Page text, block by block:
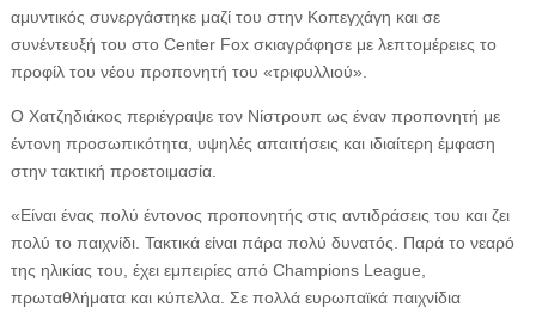
αμυντικός συνεργάστηκε μαζί του στην Κοπεγχάγη και σε
συνέντευξή του στο Center Fox σκιαγράφησε με λεπτομέρειες το
προφίλ του νέου προπονητή του «τριφυλλιού».
Ο Χατζηδιάκος περιέγραψε τον Νίστρουπ ως έναν προπονητή με
έντονη προσωπικότητα, υψηλές απαιτήσεις και ιδιαίτερη έμφαση
στην τακτική προετοιμασία.
«Είναι ένας πολύ έντονος προπονητής στις αντιδράσεις του και ζει
πολύ το παιχνίδι. Τακτικά είναι πάρα πολύ δυνατός. Παρά το νεαρό
της ηλικίας του, έχει εμπειρίες από Champions League,
πρωταθλήματα και κύπελλα. Σε πολλά ευρωπαϊκά παιχνίδια